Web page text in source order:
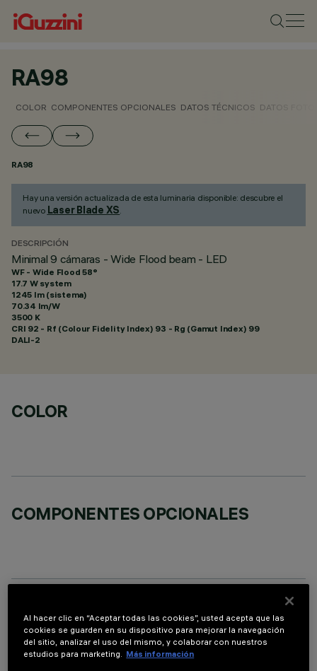
RA98
COLOR COMPONENTES OPCIONALES DATOS TÉCNICOS DATOS
RA98
Hay una versión actualizada de esta luminaria disponible: descubre el
nuevo Laser Blade XS.
DESCRIPCIÓN
Minimal 9 cámaras - Wide Flood beam - LED
WF - Wide Flood 58°
17.7 W system
1245 lm (sistema)
70.34 lm/W
3500 K
CRI 92 - Rf (Colour Fidelity Index) 93 - Rg (Gamut Index) 99
DALI-2
COLOR
COMPONENTES OPCIONALES
DATOS TÉCNICOS
ÚLTIMA ACTUALIZACIÓN: 06/08/2026
Al hacer clic en “Aceptar todas las cookies”, usted acepta que las
cookies se guarden en su dispositivo para mejorar la navegación
del sitio, analizar el uso del mismo, y colaborar con nuestros
estudios para marketing. Más información